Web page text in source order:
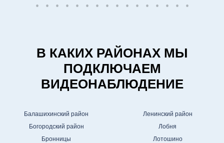
В КАКИХ РАЙОНАХ МЫ
ПОДКЛЮЧАЕМ
ВИДЕОНАБЛЮДЕНИЕ
Балашихинский район
Богородский район
Бронницы
Ленинский район
Лобня
Лотошино